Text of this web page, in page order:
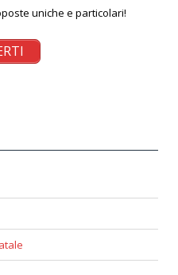
uniche e particolari!